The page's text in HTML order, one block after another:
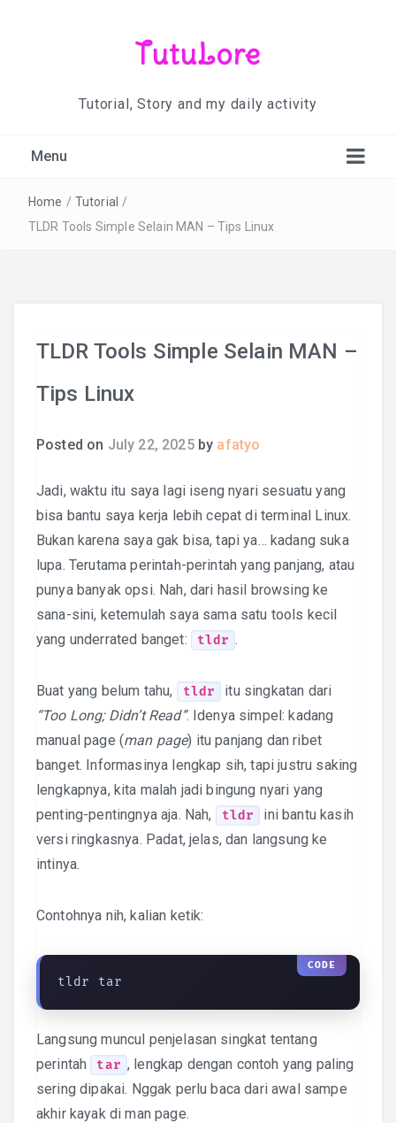
TutuLore
Tutorial, Story and my daily activity
Menu
Home / Tutorial /
TLDR Tools Simple Selain MAN – Tips Linux
TLDR Tools Simple Selain MAN –
Tips Linux
Posted on July 22, 2025by afatyo
Jadi, waktu itu saya lagi iseng nyari sesuatu yang
bisa bantu saya kerja lebih cepat di terminal Linux.
Bukan karena saya gak bisa, tapi ya… kadang suka
lupa. Terutama perintah-perintah yang panjang, atau
punya banyak opsi. Nah, dari hasil browsing ke
sana-sini, ketemulah saya sama satu tools kecil
yang underrated banget:
tldr .
Buat yang belum tahu, tldr
itu singkatan dari
“Too Long; Didn’t Read”. Idenya simpel: kadang
manual page (man page) itu panjang dan ribet
banget. Informasinya lengkap sih, tapi justru saking
lengkapnya, kita malah jadi bingung nyari yang
penting-pentingnya aja. Nah,
tldr
ini bantu kasih
versi ringkasnya. Padat, jelas, dan langsung ke
intinya.
Contohnya nih, kalian ketik:
tldr tar
Langsung muncul penjelasan singkat tentang
perintah
tar , lengkap dengan contoh yang paling
sering dipakai. Nggak perlu baca dari awal sampe
akhir kayak di man page.